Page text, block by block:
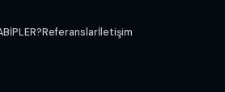
Referanslarİletişim